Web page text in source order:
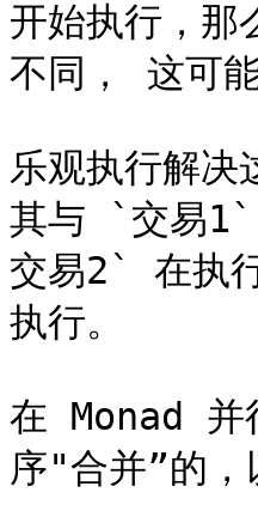
开始执行，那
不同， 这可
乐观执行解
其与 `交易1`
交易2` 在执
执行。
在 Monad 并
序"合并”的，